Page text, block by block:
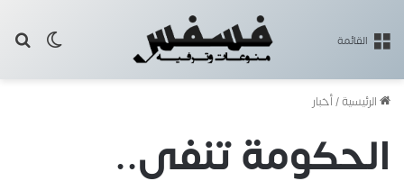
القائمة
الرئيسية/أخبار
الحكومة تنفي..